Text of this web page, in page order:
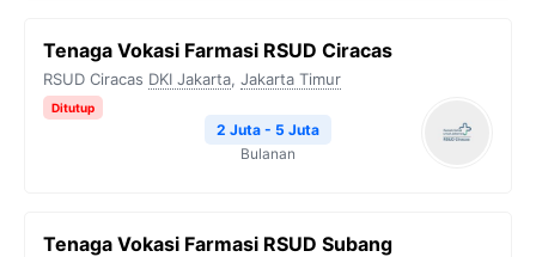
Tenaga Vokasi Farmasi RSUD Ciracas
RSUD Ciracas DKI Jakarta, Jakarta Timur
Ditutup
2 Juta - 5 Juta
Bulanan
Tenaga Vokasi Farmasi RSUD Subang